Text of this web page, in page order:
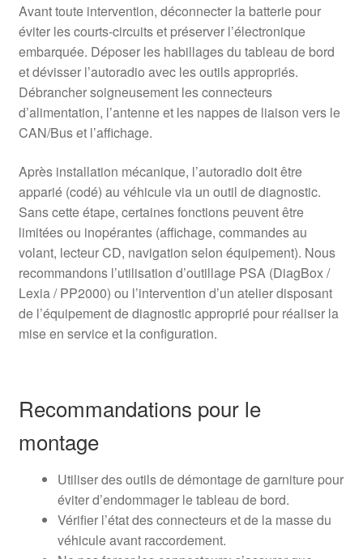
Avant toute intervention, déconnecter la batterie pour
éviter les courts-circuits et préserver l’électronique
embarquée. Déposer les habillages du tableau de bord
et dévisser l’autoradio avec les outils appropriés.
Débrancher soigneusement les connecteurs
d’alimentation, l’antenne et les nappes de liaison vers le
CAN/Bus et l’affichage.
Après installation mécanique, l’autoradio doit être
apparié (codé) au véhicule via un outil de diagnostic.
Sans cette étape, certaines fonctions peuvent être
limitées ou inopérantes (affichage, commandes au
volant, lecteur CD, navigation selon équipement). Nous
recommandons l’utilisation d’outillage PSA (DiagBox /
Lexia / PP2000) ou l’intervention d’un atelier disposant
de l’équipement de diagnostic approprié pour réaliser la
mise en service et la configuration.
Recommandations pour le
montage
Utiliser des outils de démontage de garniture pour
éviter d’endommager le tableau de bord.
Vérifier l’état des connecteurs et de la masse du
véhicule avant raccordement.